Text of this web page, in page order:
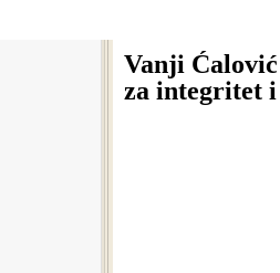
Vanji
za integritet